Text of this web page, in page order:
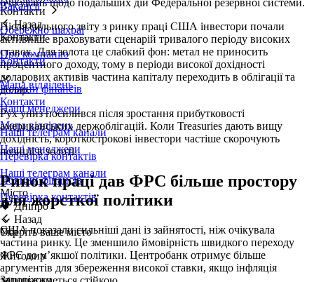
Контакти
Назад
Контакти
Контакти
Мапа відділень
Наші менеджери
Наші телеграм канали
Перевірка контактів
Новини фінансів
Місто
Дніпро
Назад
Оберіть ваше місто
Житомир
Запоріжжя
Вакансії
Обережно шахраї
Про компанію
Новини фінансів
Контакти
Мапа відділень
Наші менеджери
Наші телеграм канали
Перевірка контактів
Укр
Після сильного звіту з ринку праці США інвестори почали
активніше враховувати сценарій тривалого періоду високих
ставок. Для золота це слабкий фон: метал не приносить
процентного доходу, тому в періоди високої дохідності
доларових активів частина капіталу переходить в облігації та
долар.
Рух униз посилився після зростання прибутковості
американських держоблігацій. Коли Treasuries дають вищу
дохідність, короткострокові інвестори частіше скорочують
позиції в золоті.
Ринок праці дав ФРС більше простору
для жорсткої політики
США показали сильніші дані із зайнятості, ніж очікувала
частина ринку. Це зменшило ймовірність швидкого переходу
ФРС до м’якшої політики. Центробанк отримує більше
аргументів для збереження високої ставки, якщо інфляція